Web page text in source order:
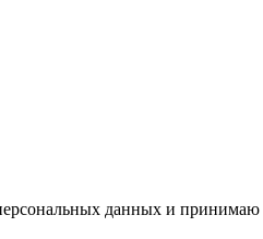
данных и принимаю